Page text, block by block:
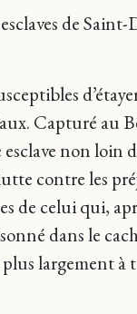
de Saint-
Capturé au
non loin
contre les
de celui qui,
dans le
largement